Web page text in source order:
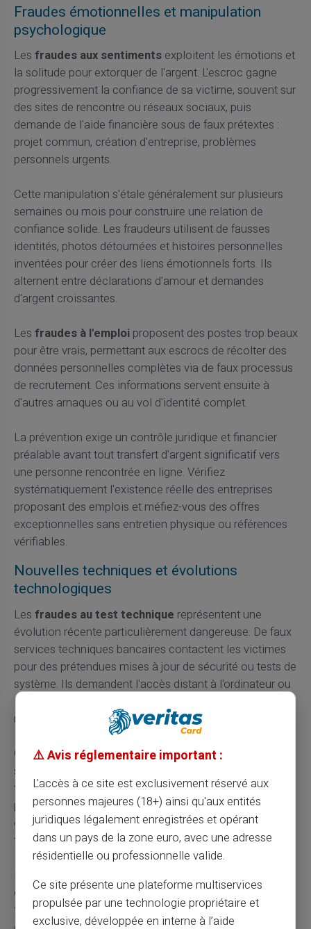
Fraudes émotionnelles et manipulation
psychologique
Les fraudes aux sentimentsexploitent les émotions et
la solitude pour extorquer de l'argent. L'escroc gagne
progressivement la confiance de sa victime, souvent sur
des sites de rencontre ou réseaux sociaux, puis
demande de l'aide financière sous de faux prétextes :
projet commun, création d'entreprise, problèmes
personnels urgents.
Cette manipulation s'étale généralement sur plusieurs
semaines ou mois pour construire une relation de
confiance solide. Les fraudeurs utilisent de fausses
identités, photos détournées et histoires personnelles
inventées pour créer des liens émotionnels forts. Ils
alternent entre déclarations d'amour et demandes
d'argent croissantes.
Les fraudes à l'emploiproposent des postes trop beaux
pour être vrais, permettant aux escrocs de récolter des
données personnelles complètes via de faux processus
de recrutement. Ces informations servent ensuite à
d'autres arnaques ou au vol d'identité complet.
La prévention exige un contrôle juridique et financier
préalable avant tout transfert d'argent significatif vers
une personne rencontrée en ligne. Vérifiez
systématiquement l'existence réelle des entreprises
proposant des emplois et méfiez-vous des offres
exceptionnelles sans entretien physique ou références
vérifiables.
Nouvelles techniques et évolutions
technologiques
Les fraudes au test technique représentent une
évolution récente particulièrement dangereuse. De faux
services techniques bancaires contactent les victimes
pour des prétendues mises à jour de sécurité ou tests de
système. Ils demandent l'accès distant à l'ordinateur ou
la réalisation d'un virement de test pour valider les
modifications.
Cette technique exploite la complexité croissante des
systèmes bancaires numériques et la méconnaissance
technique de nombreux utilisateurs. Les escrocs
peuvent ainsi accéder directement à l'espace de banque
en ligne de la victime et réaliser des opérations
frauduleuses en temps réel.
génère de nouvelles vulnérabilités exploitées par les
fraudeurs. Les cartes sans contact, paiements mobiles
⚠️ Avis réglementaire important :
L'accès à ce site est exclusivement réservé aux
personnes majeures (18+) ainsi qu'aux entités
juridiques légalement enregistrées et opérant
dans un pays de la zone euro, avec une adresse
résidentielle ou professionnelle valide.
Ce site présente une plateforme multiservices
propulsée par une technologie propriétaire et
exclusive, développée en interne à l’aide